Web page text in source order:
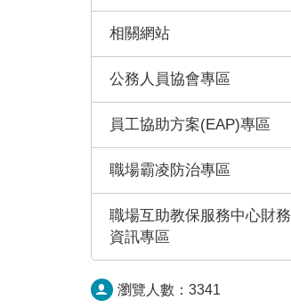
相關網站
公務人員協會專區
員工協助方案(EAP)專區
職場霸凌防治專區
職場互助教保服務中心財務
資訊專區
瀏覽人數： 3341